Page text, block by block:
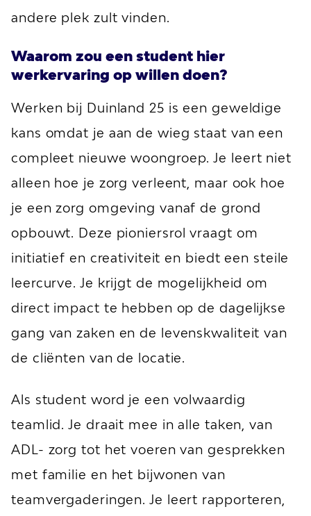
andere plek zult vinden.
Waarom zou een student hier
werkervaring op willen doen?
Werken bij Duinland 25 is een geweldige
kans omdat je aan de wieg staat van een
compleet nieuwe woongroep. Je leert niet
alleen hoe je zorg verleent, maar ook hoe
je een zorg omgeving vanaf de grond
opbouwt. Deze pioniersrol vraagt om
initiatief en creativiteit en biedt een steile
leercurve. Je krijgt de mogelijkheid om
direct impact te hebben op de dagelijkse
gang van zaken en de levenskwaliteit van
de cliënten van de locatie.
Als student word je een volwaardig
teamlid. Je draait mee in alle taken, van
ADL- zorg tot het voeren van gesprekken
met familie en het bijwonen van
teamvergaderingen. Je leert rapporteren,